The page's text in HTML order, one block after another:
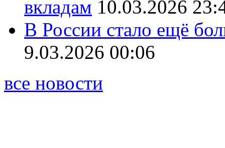
вкладам 10.03.2026
В России стало ещё
9.03.2026 00:06
все новости